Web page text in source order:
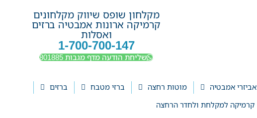
מקלחון שופס שיווק מקלחונים
קרמיקה ארונות אמבטיה ברזים
ואסלות
1-700-700-147
שליחת הודעה מדף מגבות 801885
אביזרי אמבטיה מוטות רחצה ברזי מטבח ברזים
קרמיקה למקלחת ולחדר הרחצה